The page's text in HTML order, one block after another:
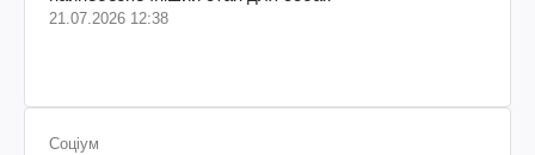
21.07.2026 12:38
Соціум